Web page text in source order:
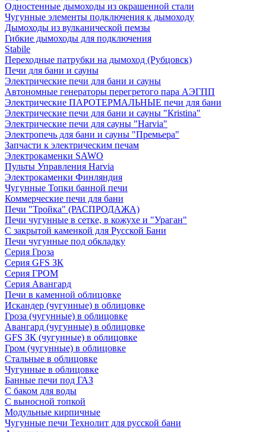
Одностенные дымоходы из окрашенной стали
Чугунные элементы подключения к дымоходу
Дымоходы из вулканической пемзы
Гибкие дымоходы для подключения
Stabile
Переходные патрубки на дымоход (Рубцовск)
Печи для бани и сауны
Электрические печи для бани и сауны
Автономные генераторы перегретого пара АЭГПП
Электрические ПАРОТЕРМАЛЬНЫЕ печи для бани
Электрические печи для бани и сауны "Кristina"
Электрические печи для сауны "Harvia"
Электропечь для бани и сауны "Премьера"
Запчасти к электрическим печам
Электрокаменки SAWO
Пульты Управления Harvia
Электрокаменки Финляндия
Чугунные Топки банной печи
Коммерческие печи для бани
Печи "Тройка" (РАСПРОДАЖА)
Печи чугунные в сетке, в кожухе и "Ураган"
С закрытой каменкой для Русской Бани
Печи чугунные под обкладку
Серия Гроза
Серия GFS ЗК
Серия ГРОМ
Серия Авангард
Печи в каменной облицовке
Искандер (чугунные) в облицовке
Гроза (чугунные) в облицовке
Авангард (чугунные) в облицовке
GFS ЗК (чугунные) в облицовке
Гром (чугунные) в облицовке
Стальные в облицовке
Чугунные в облицовке
Банные печи под ГАЗ
С баком для воды
С выносной топкой
Модульные кирпичные
Чугунные печи Технолит для русской бани